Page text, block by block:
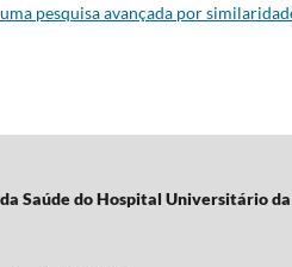
pesquisa avançada por
Saúde do Hospital Universitário